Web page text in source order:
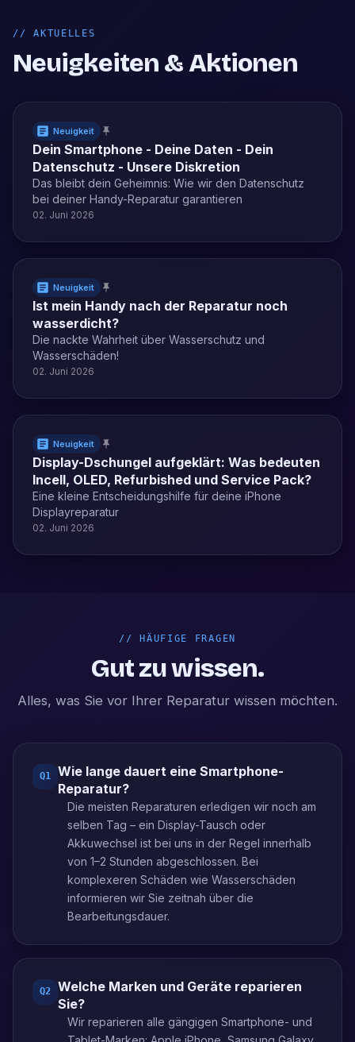
//AKTUELLES
Neuigkeiten & Aktionen
Neuigkeit
Dein Smartphone - Deine Daten - Dein
Datenschutz - Unsere Diskretion
Das bleibt dein Geheimnis: Wie wir den Datenschutz
bei deiner Handy-Reparatur garantieren
02. Juni 2026
Neuigkeit
Ist mein Handy nach der Reparatur noch
wasserdicht?
Die nackte Wahrheit über Wasserschutz und
Wasserschäden!
02. Juni 2026
Neuigkeit
Display-Dschungel aufgeklärt: Was bedeuten
Incell, OLED, Refurbished und Service Pack?
Eine kleine Entscheidungshilfe für deine iPhone
Displayreparatur
02. Juni 2026
// HÄUFIGE FRAGEN
Gut zu wissen.
Alles, was Sie vor Ihrer Reparatur wissen möchten.
Q1
Wie lange dauert eine Smartphone-
Reparatur?
Die meisten Reparaturen erledigen wir noch am
selben Tag – ein Display-Tausch oder
Akkuwechsel ist bei uns in der Regel innerhalb
von 1–2 Stunden abgeschlossen. Bei
komplexeren Schäden wie Wasserschäden
informieren wir Sie zeitnah über die
Bearbeitungsdauer.
Q2
Welche Marken und Geräte reparieren
Sie?
Wir reparieren alle gängigen Smartphone- und